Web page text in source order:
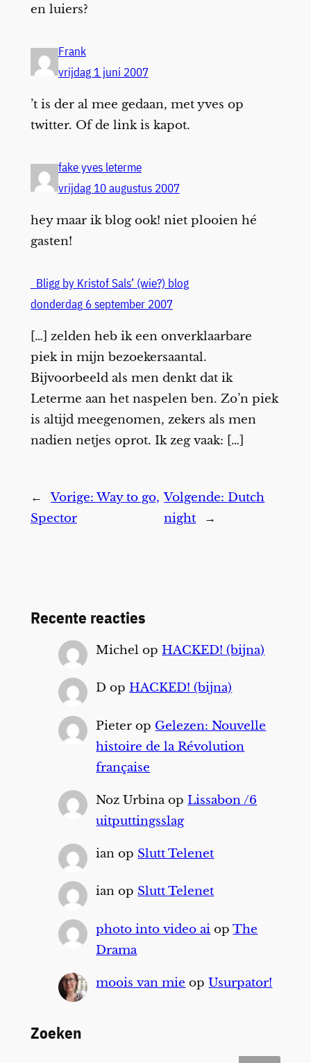
en luiers?
Frank
vrijdag 1 juni 2007
’t is der al mee gedaan, met yves op
twitter. Of de link is kapot.
fake yves leterme
vrijdag 10 augustus 2007
hey maar ik blog ook! niet plooien hé
gasten!
Bligg by Kristof Sals’ (wie?) blog
donderdag 6 september 2007
[…] zelden heb ik een onverklaarbare
piek in mijn bezoekersaantal.
Bijvoorbeeld als men denkt dat ik
Leterme aan het naspelen ben. Zo’n piek
is altijd meegenomen, zekers als men
nadien netjes oprot. Ik zeg vaak: […]
← Vorige:Way to go,
Spector
Volgende:Dutch
night
→
Recente reacties
Michel opHACKED! (bijna)
D opHACKED! (bijna)
Pieter op Gelezen: Nouvelle
histoire de la Révolution
française
Noz UrbinaopLissabon /6
uitputtingsslag
ian op Slutt Telenet
ian op Slutt Telenet
photo into video ai opThe
Drama
moois van mie opUsurpator!
Zoeken